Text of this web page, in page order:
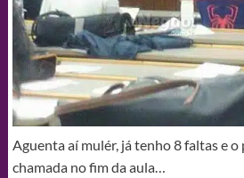
Aguenta aí mulér, já tenho 8 faltas e o
chamada no fim da aula…